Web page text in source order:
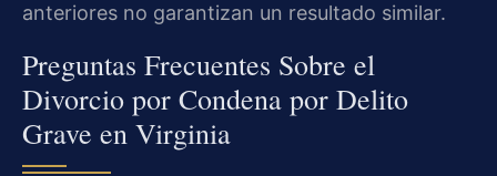
anteriores no garantizan un resultado similar.
Preguntas Frecuentes Sobre el
Divorcio por Condena por Delito
Grave en Virginia